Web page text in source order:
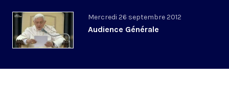
Mercredi 26 septembre 2012
Audience Générale